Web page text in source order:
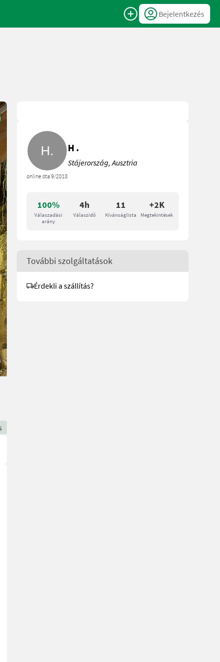
Bejelentkezés
100%
Válaszadási
arány
4h
Válaszidő
11
Kívánságlista
+2K
Megtekintések
online óta 9/2018
H .
Stájerország, Ausztria
További szolgáltatások
Érdekli a szállítás?